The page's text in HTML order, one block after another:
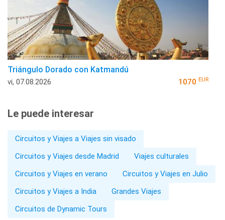
Triángulo Dorado con Katmandú
vi, 07.08.2026 1070 EUR
Le puede interesar
Circuitos y Viajes a Viajes sin visado
Circuitos y Viajes desde Madrid
Viajes culturales
Circuitos y Viajes en verano
Circuitos y Viajes en Julio
Circuitos y Viajes a India
Grandes Viajes
Circuitos de Dynamic Tours